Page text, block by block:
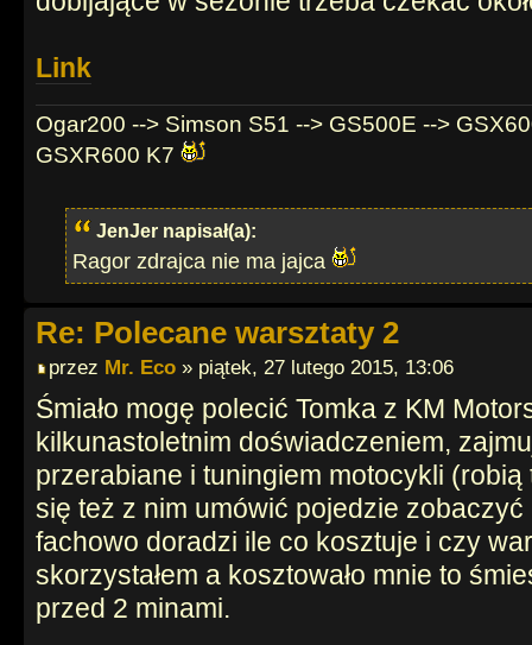
Link
Ogar200 --> Simson S51 --> GS500E -->
GSXR600 K7
JenJer napisał(a):
Ragor zdrajca nie ma jajca
Re: Polecane warsztaty 2
przez Mr. Eco » piątek, 27 lutego 2015, 13:06
Śmiało mogę polecić Tomka z KM
kilkunastoletnim doświadczeniem,
przerabiane i tuningiem motocykli
się też z nim umówić pojedzie
fachowo doradzi ile co kosztuje i czy
skorzystałem a kosztowało mnie to
przed 2 minami.